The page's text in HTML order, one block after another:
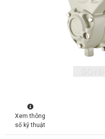
Xem thông
số kỹ thuật